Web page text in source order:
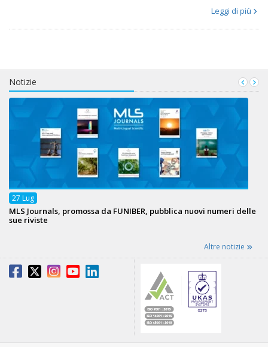
Leggi di più
Notizie
27 Lug
MLS Journals, promossa da FUNIBER, pubblica nuovi numeri delle
sue riviste
Altre notizie